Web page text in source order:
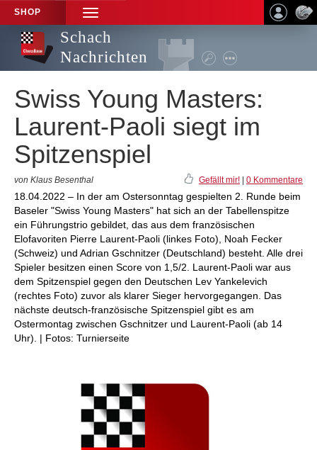
SHOP
TOGGLE
NAVIGATION
Schach
Nachrichten
Swiss Young Masters:
Laurent-Paoli siegt im
Spitzenspiel
von Klaus Besenthal Gefällt mir! 0 Kommentare
18.04.2022 – In der am Ostersonntag gespielten 2. Runde beim
Baseler "Swiss Young Masters" hat sich an der Tabellenspitze
ein Führungstrio gebildet, das aus dem französischen
Elofavoriten Pierre Laurent-Paoli (linkes Foto), Noah Fecker
(Schweiz) und Adrian Gschnitzer (Deutschland) besteht. Alle drei
Spieler besitzen einen Score von 1,5/2. Laurent-Paoli war aus
dem Spitzenspiel gegen den Deutschen Lev Yankelevich
(rechtes Foto) zuvor als klarer Sieger hervorgegangen. Das
nächste deutsch-französische Spitzenspiel gibt es am
Ostermontag zwischen Gschnitzer und Laurent-Paoli (ab 14
Uhr). | Fotos: Turnierseite